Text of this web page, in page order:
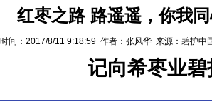
红枣之路 路遥遥，你我
时间：2017/8/11 9:18:59 作者：张风华 来源：碧护中
记向希枣业